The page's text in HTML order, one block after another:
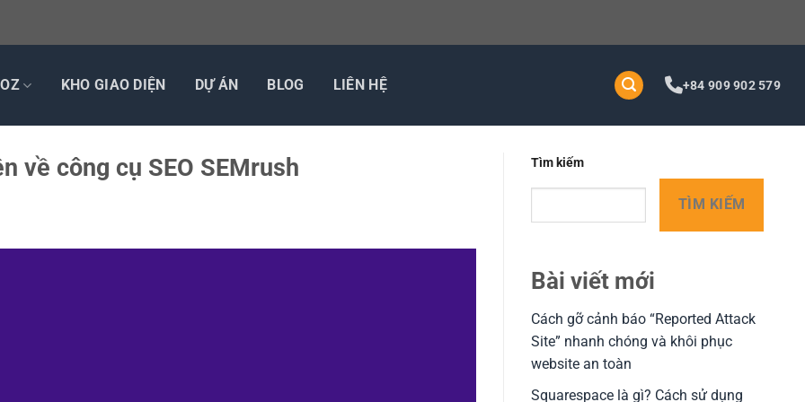
KHO GIAO DIỆN DỰ ÁN BLOG LIÊN HỆ +84 909 902 579
về công cụ SEO SEMrush Tìm kiếm
TÌM KIẾM
Bài viết mới
Cách gỡ cảnh báo “Reported Attack
Site” nhanh chóng và khôi phục
website an toàn
Squarespace là gì? Cách sử dụng